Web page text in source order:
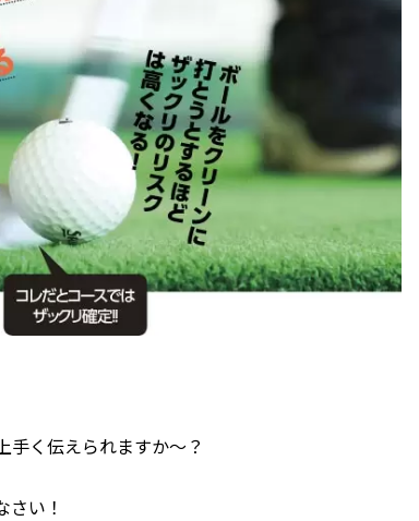
手く伝えられますか〜？
い！